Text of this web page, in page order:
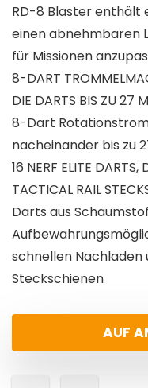
RD-8 Blaster enthält
einen abnehmbaren
für Missionen
8-DART
DIE DARTS BIS ZU 27
8-Dart
nacheinander bis zu
16 NERF ELITE
TACTICAL RAIL
Darts aus
schnellen Nachladen
Steckschienen
AUF